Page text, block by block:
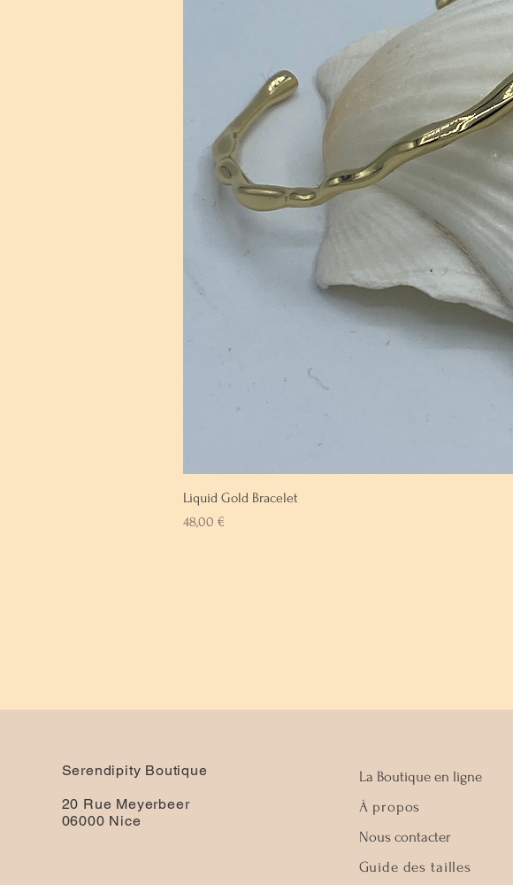
Liquid Gold Bracelet
Prix
48,00 €
Serendipity Boutique
20 Rue Meyerbeer
06000 Nice
La Boutique en ligne
À propos
Nous contacter
Guide des tailles